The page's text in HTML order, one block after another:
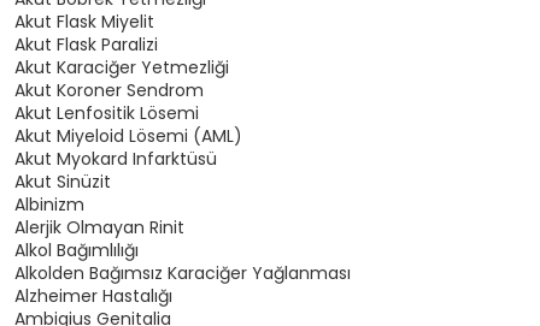
Akut Flask Miyelit
Akut Flask Paralizi
Akut Karaciğer Yetmezliği
Akut Koroner Sendrom
Akut Lenfositik Lösemi
Akut Miyeloid Lösemi (AML)
Akut Myokard Infarktüsü
Akut Sinüzit
Albinizm
Alerjik Olmayan Rinit
Alkol Bağımlılığı
Alkolden Bağımsız Karaciğer Yağlanması
Alzheimer Hastalığı
Ambigius Genitalia